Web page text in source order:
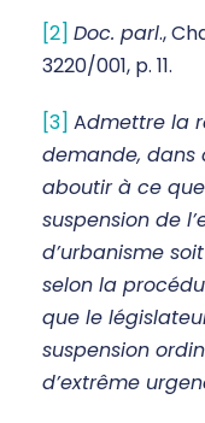
[2] Doc. parl.,
3220/001, p. 11.
[3] Admettre la
demande, dans
aboutir à ce
suspension de
d’urbanisme
selon la
que le
suspension
d’extrême